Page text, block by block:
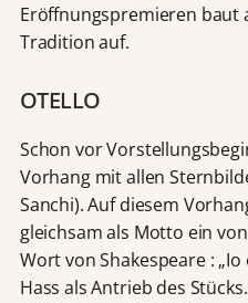
Eröffnungspremieren baut
Tradition auf.
OTELLO
Schon vor
Vorhang mit allen
Sanchi). Auf diesem
gleichsam als Motto ein
Wort von Shakespeare :
Hass als Antrieb des